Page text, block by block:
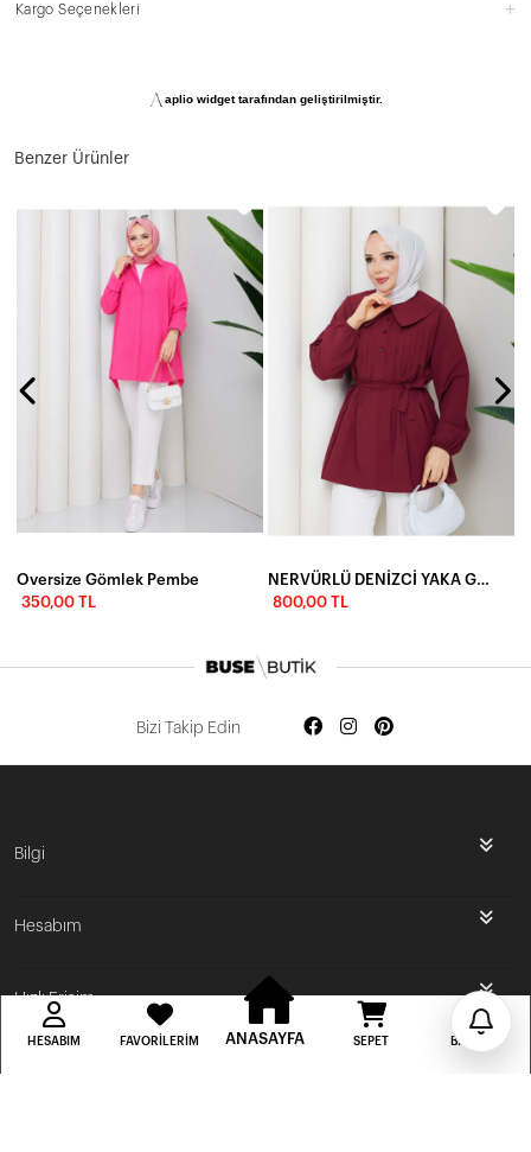
Kargo Seçenekleri
aplio widget tarafından geliştirilmiştir.
Benzer Ürünler
Oversize Gömlek Pembe
350,00 TL
800,00 TL
Bizi Takip Edin
Bilgi
Hesabım
Hızlı Erişim
HESABIM FAVORILERIM ANASAYFA SEPET BILDIRIM